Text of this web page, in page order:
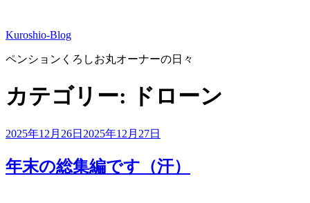
テ
ン
ス
ッ
プ
Kuroshio-Blog
ペンションくろしお丸オーナーの日々
カテゴリー: ドローン
投
日:
2025年12月26日 2025年12月27日
年末の総集編です（汗）